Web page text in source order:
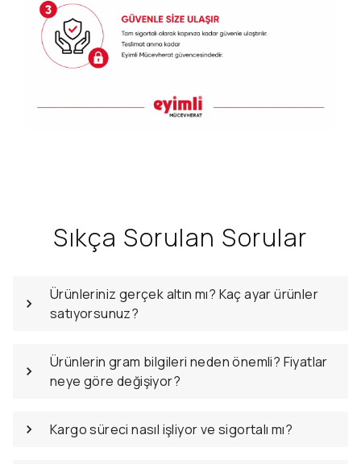
Sıkça Sorulan Sorular
Ürünleriniz gerçek altın mı? Kaç ayar ürünler
satıyorsunuz?
Ürünlerin gram bilgileri neden önemli? Fiyatlar
neye göre değişiyor?
Kargo süreci nasıl işliyor ve sigortalı mı?